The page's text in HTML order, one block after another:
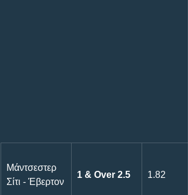
Μάντσεστερ
Σίτι - Έβερτον
1 & Over 2.5 1.82